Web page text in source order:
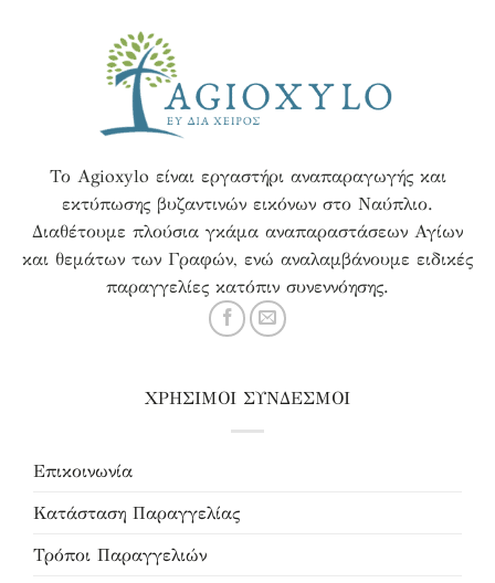
Το Agioxylo είναι εργαστήρι αναπαραγωγής και
εκτύπωσης βυζαντινών εικόνων στο Ναύπλιο.
Διαθέτουμε πλούσια γκάμα αναπαραστάσεων Αγίων
και θεμάτων των Γραφών, ενώ αναλαμβάνουμε ειδικές
παραγγελίες κατόπιν συνεννόησης.
ΧΡΗΣΙΜΟΙ ΣΥΝΔΕΣΜΟΙ
Επικοινωνία
Κατάσταση Παραγγελίας
Τρόποι Παραγγελιών